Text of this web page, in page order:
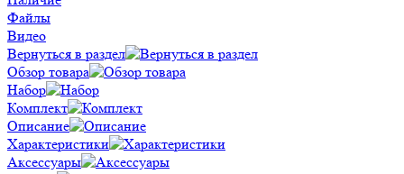
Файлы
Видео
Вернуться в раздел
Обзор товара
Набор
Комплект
Описание
Характеристики
Аксессуары